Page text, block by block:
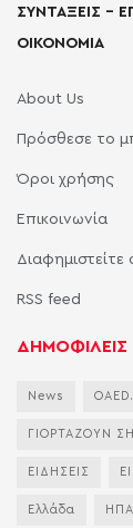
ΣΥΝΤΑΞΕΙΣ –
ΟΙΚΟΝΟΜΙΑ
About Us
Πρόσθεσε το
Όροι χρήσης
Επικοινωνία
RSS feed
ΔΗΜΟΦΙΛΕΙΣ
News
ΓΙΟΡΤΑΖΟΥΝ
ΕΙΔΗΣΕΙΣ
Ελλάδα ΗΠΑ